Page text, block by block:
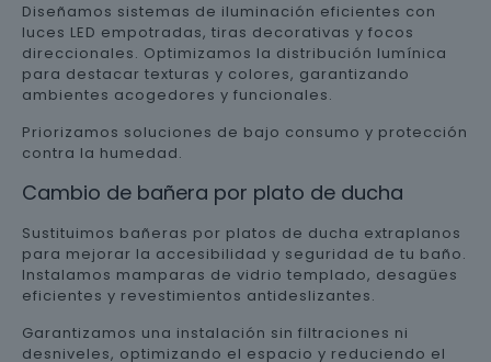
Diseñamos sistemas de iluminación eficientes con
luces LED empotradas, tiras decorativas y focos
direccionales. Optimizamos la distribución lumínica
para destacar texturas y colores, garantizando
ambientes acogedores y funcionales.
Priorizamos soluciones de bajo consumo y protección
contra la humedad.
Cambio de bañera por plato de ducha
Sustituimos bañeras por platos de ducha extraplanos
para mejorar la accesibilidad y seguridad de tu baño.
Instalamos mamparas de vidrio templado, desagües
eficientes y revestimientos antideslizantes.
Garantizamos una instalación sin filtraciones ni
desniveles, optimizando el espacio y reduciendo el